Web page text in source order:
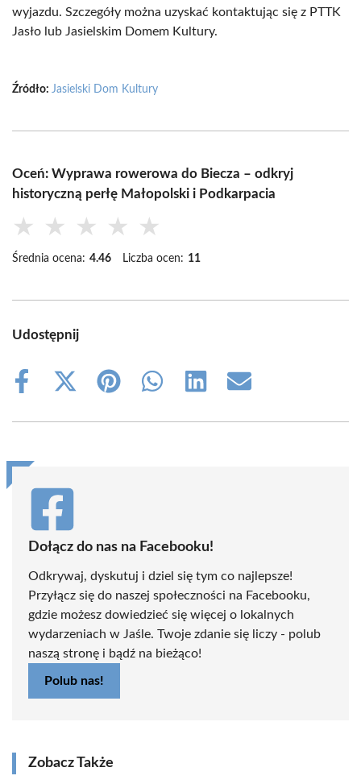
wyjazdu. Szczegóły można uzyskać kontaktując się z PTTK
Jasło lub Jasielskim Domem Kultury.
Źródło: Jasielski Dom Kultury
Oceń: Wyprawa rowerowa do Biecza – odkryj
historyczną perłę Małopolski i Podkarpacia
★ ★ ★ ★ ★
Średnia ocena: 4.46 Liczba ocen: 11
Udostępnij
Share
Share
(Twitter)
Share
Share
Share
Share
Dołącz do nas na Facebooku!
Odkrywaj, dyskutuj i dziel się tym co najlepsze!
Przyłącz się do naszej społeczności na Facebooku,
gdzie możesz dowiedzieć się więcej o lokalnych
wydarzeniach w Jaśle. Twoje zdanie się liczy - polub
naszą stronę i bądź na bieżąco!
Polub nas!
Zobacz Także